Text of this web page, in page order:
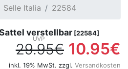
Selle Italia 22584
verstellbar [22584]
29.95€ 10.95€
inkl. 19% MwSt. zzgl. Versandkosten